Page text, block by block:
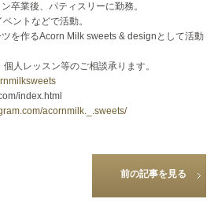
卒業後、パティスリーに勤務。
ントなどで活動。
を作るAcorn Milk sweets & designとして活動
人レッスン等のご相談承ります。
index.html
acornmilk._.sweets/
前の記事を見る